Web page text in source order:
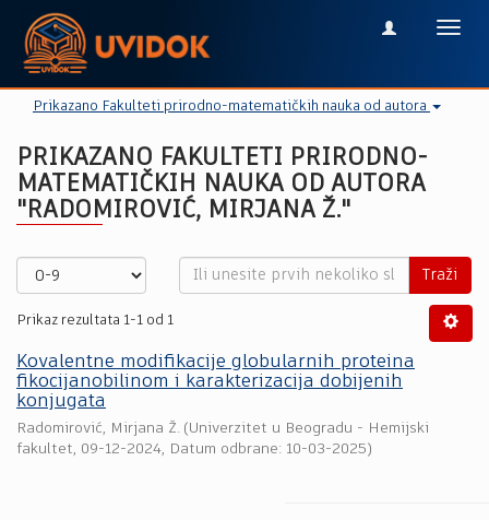
Prikazano Fakulteti prirodno-matematičkih nauka od autora
PRIKAZANO FAKULTETI PRIRODNO-
MATEMATIČKIH NAUKA OD AUTORA
"RADOMIROVIĆ, MIRJANA Ž."
Traži
Prikaz rezultata 1-1 od 1
Kovalentne modifikacije globularnih proteina
fikocijanobilinom i karakterizacija dobijenih
konjugata
Radomirović, Mirjana Ž. (Univerzitet u Beogradu - Hemijski
fakultet, 09-12-2024, Datum odbrane: 10-03-2025)